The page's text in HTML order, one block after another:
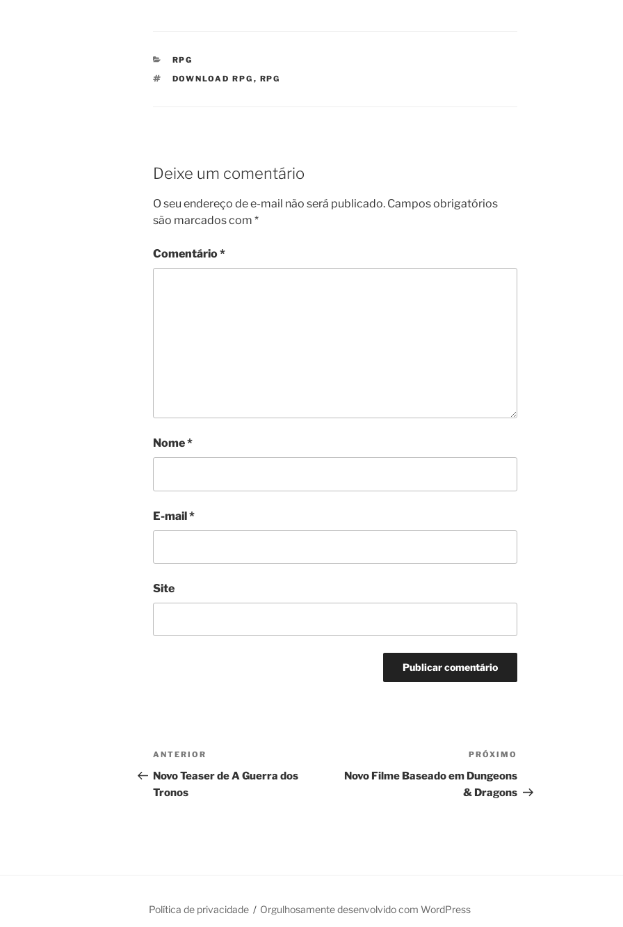
CATEGORIAS
RPG
TAGS
DOWNLOAD RPG , RPG
Deixe um comentário
O seu endereço de e-mail não será publicado. Campos obrigatórios
são marcados com *
Comentário*
Nome*
E-mail*
Site
Navegação
de
Post
Post
anterior
ANTERIOR
Novo Teaser de A Guerra dos
Tronos
post
PRÓXIMO
Novo Filme Baseado em Dungeons
& Dragons
Política de privacidade Orgulhosamente desenvolvido com WordPress